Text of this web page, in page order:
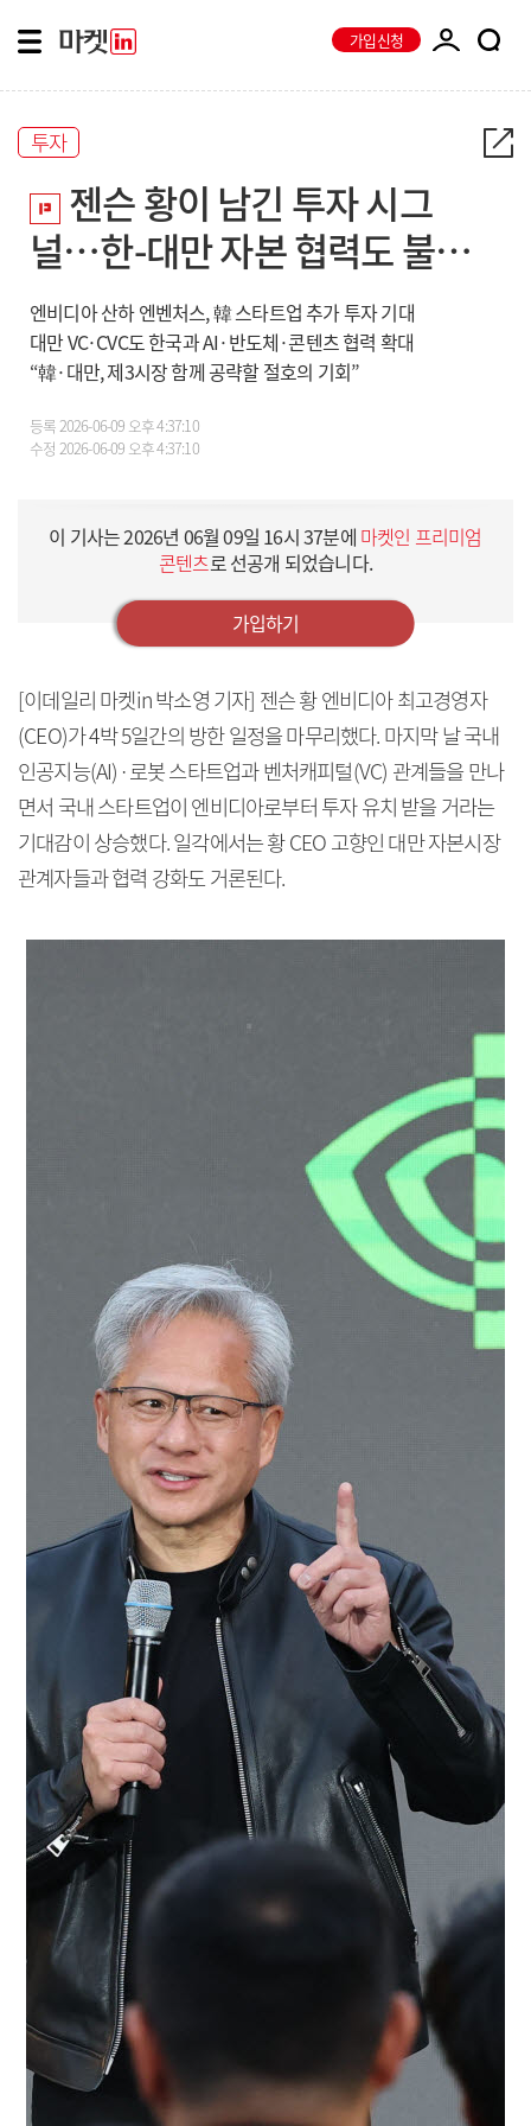
가입신청
투자
젠슨 황이 남긴 투자 시그
널…한-대만 자본 협력도 불붙
나
엔비디아 산하 엔벤처스, 韓 스타트업 추가 투자 기대
대만 VC·CVC도 한국과 AI·반도체·콘텐츠 협력 확대
“韓·대만, 제3시장 함께 공략할 절호의 기회”
등록2026-06-09 오후 4:37:10
수정 2026-06-09 오후 4:37:10
이 기사는2026년 06월 09일 16시 37분에 마켓인 프리미엄
콘텐츠로 선공개 되었습니다.
가입하기
[이데일리 마켓in 박소영 기자] 젠슨 황 엔비디아 최고경영자
(CEO)가 4박 5일간의 방한 일정을 마무리했다. 마지막 날 국내
인공지능(AI)·로봇 스타트업과 벤처캐피털(VC) 관계들을 만나
면서 국내 스타트업이 엔비디아로부터 투자 유치 받을 거라는
기대감이 상승했다. 일각에서는 황 CEO 고향인 대만 자본시장
관계자들과 협력 강화도 거론된다.